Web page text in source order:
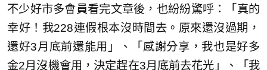
不少好市多會員看完文章後，也紛紛驚呼：「真的
幸好！我228連假根本沒時間去。原來還沒過期，
還好3月底前還能用」、「感謝分享，我也是好多
金2月沒機會用，決定趕在3月底前去花光」、「我